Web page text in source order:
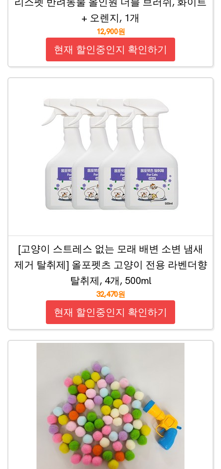
+ 오렌지, 1개
12,900원
현재 할인중인지 확인하기
[고양이 스트레스 없는 모래 배변 소변 냄새
제거 탈취제] 올포펫츠 고양이 전용 라벤더향
탈취제, 4개, 500ml
32,470원
현재 할인중인지 확인하기